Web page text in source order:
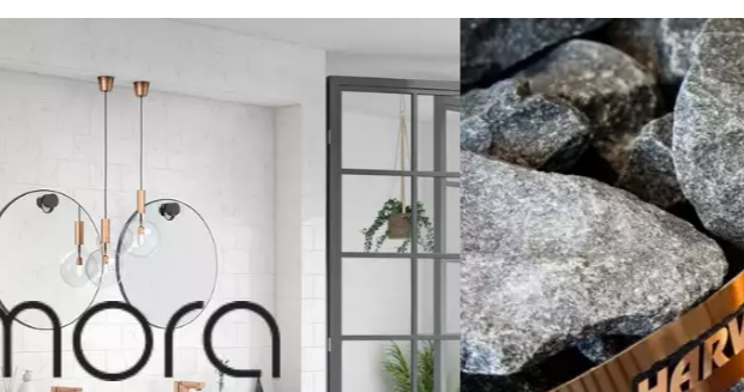
Recensera produkten
Produkt 1 2 3
Service och leverans
1 2 3
Namn
Ett namn du väljer som vi visar
bredvid din recension.
Slutliga fraktkostnader kommer att beräknas på
Valfria tjänster:Mekanisk Lossning Av
Organiserad, Kommer Att Lastas Av
Bilen